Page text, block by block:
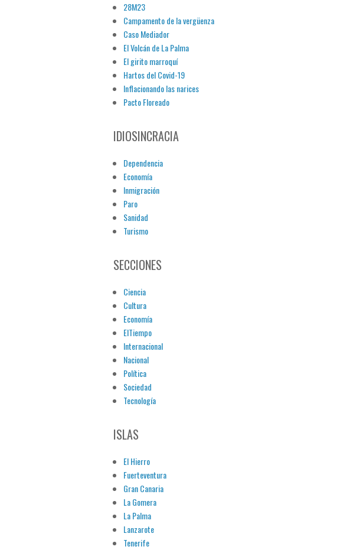
28M23
Campamento de la vergüenza
Caso Mediador
El Volcán de La Palma
El girito marroquí
Hartos del Covid-19
Inflacionando las narices
Pacto Floreado
IDIOSINCRACIA
Dependencia
Economía
Inmigración
Paro
Sanidad
Turismo
SECCIONES
Ciencia
Cultura
Economía
ElTiempo
Internacional
Nacional
Política
Sociedad
Tecnología
ISLAS
El Hierro
Fuerteventura
Gran Canaria
La Gomera
La Palma
Lanzarote
Tenerife